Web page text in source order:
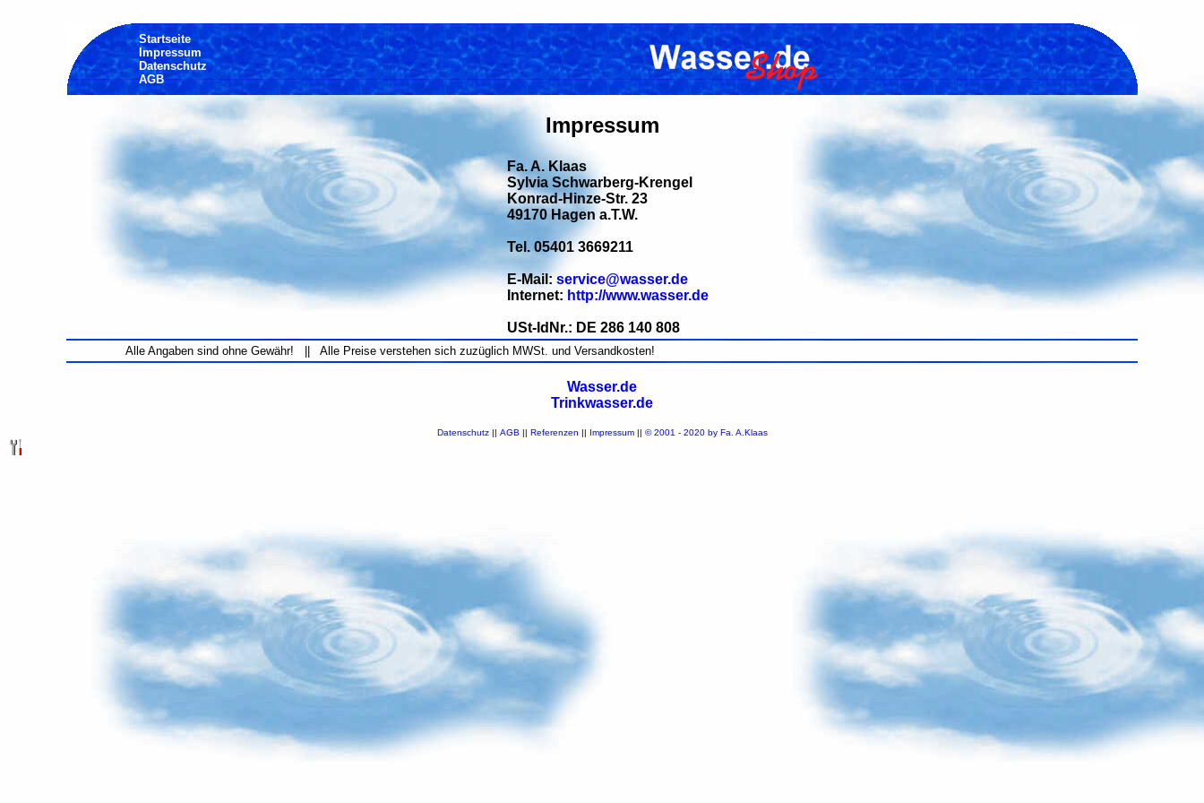
Startseite
Impressum
Datenschutz
AGB
Impressum
Fa. A. Klaas
Sylvia Schwarberg-Krengel
Konrad-Hinze-Str. 23
49170 Hagen a.T.W.
Tel. 05401 3669211
E-Mail: service@wasser.de
Internet: http://www.wasser.de
USt-IdNr.: DE 286 140 808
Alle Angaben sind ohne Gewähr! || Alle Preise verstehen sich zuzüglich MWSt. und Versandkosten!
Wasser.de
Trinkwasser.de
Datenschutz|| AGB || Referenzen || Impressum|| © 2001 - 2020 by Fa. A.Klaas